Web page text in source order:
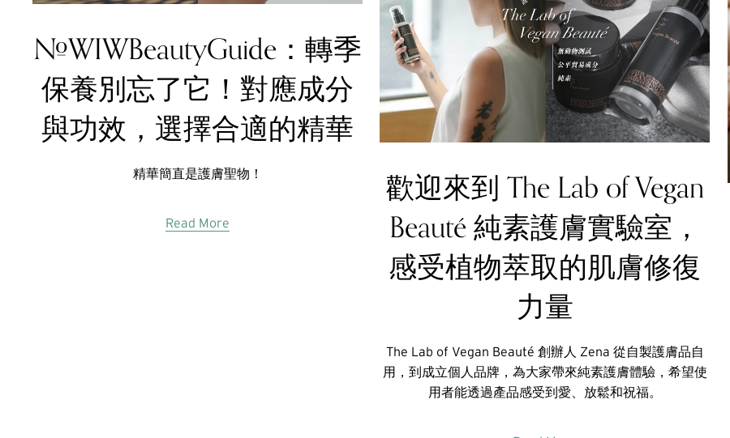
#WIWBeautyGuide：轉季
保養別忘了它！對應成分
與功效，選擇合適的精華
精華簡直是護膚聖物！
Read More
歡迎來到 The Lab of Vegan
Beauté 純素護膚實驗室，
感受植物萃取的肌膚修復
力量
The Lab of Vegan Beauté 創辦人 Zena 從自製護膚品自
用，到成立個人品牌，為大家帶來純素護膚體驗，希望使
用者能透過產品感受到愛、放鬆和祝福。